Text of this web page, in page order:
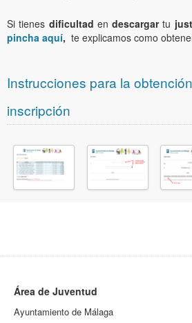
Si tienes dificultad en descargartu
pincha aquí, te explicamos como
Instrucciones para la
inscripción
Área de Juventud
Ayuntamiento de Málaga